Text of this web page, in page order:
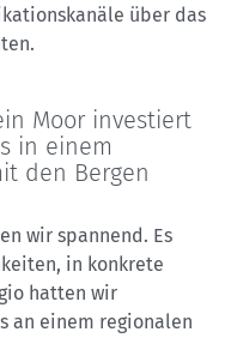
über das
Moor investiert
in einem
den Bergen
wir spannend. Es
in konkrete
hatten wir
an einem regionalen